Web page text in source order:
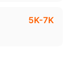
5K-7K